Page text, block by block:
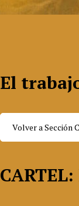
El
Volver a Sección